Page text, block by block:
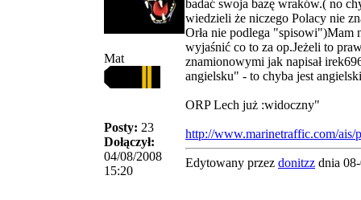
Mat
Posty: 23
Dołączył:
04/08/2008
15:20
badać swoja bazę wraków.( no
wiedzieli że niczego Polacy nie
Orła nie podlega "spisowi")Mam
wyjaśnić co to za op.Jeżeli to
znamionowymi jak napisał
angielsku" - to chyba jest
ORP Lech już :widoczny"
http://www.marinetraffic.com/ais/
Edytowany przez donitzz dnia